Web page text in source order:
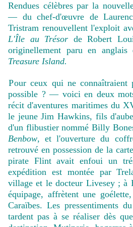
Rendues célèbres par la
— du chef-d'œuvre de
Tristram renouvellent l'exploit
L'Île au Trésor de Robert
originellement paru en
Treasure Island.
Pour ceux qui ne
possible ? — voici en deux
récit d'aventures maritimes du
le jeune Jim Hawkins, fils
d'un flibustier nommé Billy
Benbow, et l'ouverture du
retrouvé en possession de la
pirate Flint avait enfoui un
expédition est montée par
village et le docteur Livesey ; à
équipage, affrètent une
Caraïbes. Les pressentiments
tardent pas à se réaliser dès